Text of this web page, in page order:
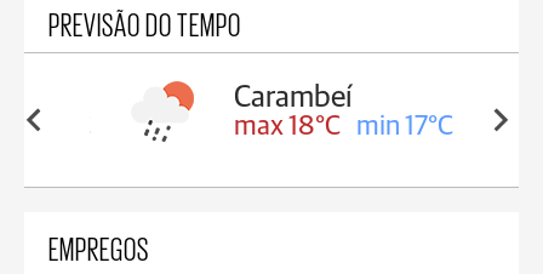
PREVISÃO DO TEMPO
18°C
Carambeí
max 18°C min 17°C
EMPREGOS